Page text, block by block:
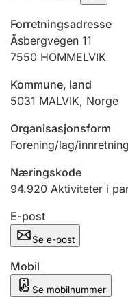
Jeger
Betaling og
Ektepaktveileder
Offentlig sektor
Forretningsadresse
Åsbergvegen 11
7550 HOMMELVIK
Kommune, land
5031 MALVIK, Norge
Organisasjonsform
Forening/lag/innretning
Næringskode
94.920 Aktiviteter i
E-post
Se e-post
Mobil
Se mobilnummer